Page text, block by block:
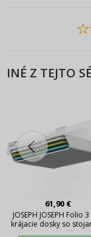
INÉ Z TEJTO
61,90 €
JOSEPH JOSEPH Folio
krájacie dosky so